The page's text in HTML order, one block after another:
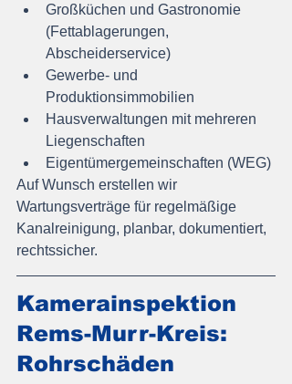
Großküchen und Gastronomie
(Fettablagerungen,
Abscheiderservice)
Gewerbe- und
Produktionsimmobilien
Hausverwaltungen mit mehreren
Liegenschaften
Eigentümergemeinschaften (WEG)
Auf Wunsch erstellen wir
Wartungsverträge für regelmäßige
Kanalreinigung, planbar, dokumentiert,
rechtssicher.
Kamerainspektion
Rems-Murr-Kreis:
Rohrschäden